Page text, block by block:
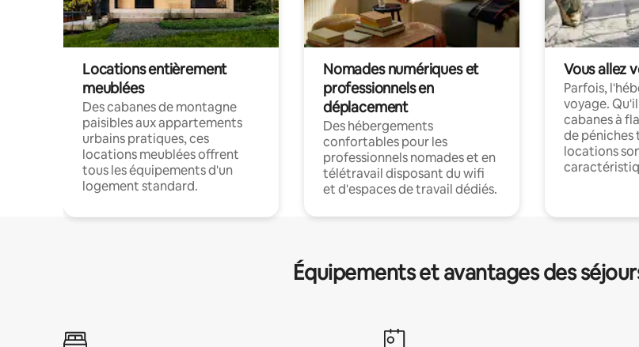
Locations entièrement
meublées
Des cabanes de montagne
paisibles aux appartements
urbains pratiques, ces
locations meublées offrent
tous les équipements d'un
logement standard.
Nomades numériques et
professionnels en
déplacement
Des hébergements
confortables pour les
professionnels nomades et en
télétravail disposant du wifi
et d'espaces de travail dédiés.
Vous allez
Parfois,
voyage.
cabanes à
de péniches
locations
Équipements et avantages des